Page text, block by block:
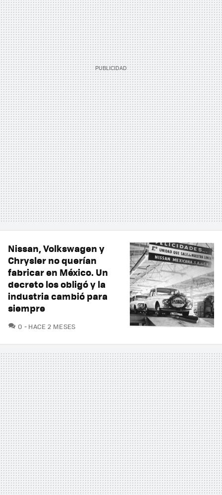
Nissan, Volkswagen y
Chrysler no querían
fabricar en México. Un
decreto los obligó y la
industria cambió para
siempre
0 COMENTARIOS
HACE 2 MESES